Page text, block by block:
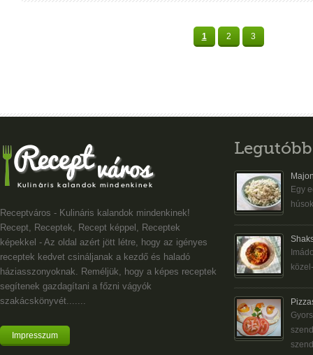
1 2 3
Receptváros - Kulináris kalandok mindenkinek!
Recept, Receptek, Recept képpel, Receptek
képekkel - Az oldal azért jött létre, hogy az igényes
receptek kedvet csináljanak a kezdő és haladó
háziasszonyoknak. Reméljük, hogy a képes receptek
segítenek gazdagítani a főzni vágyók
szakácskönyvét.......
Impresszum
Egy